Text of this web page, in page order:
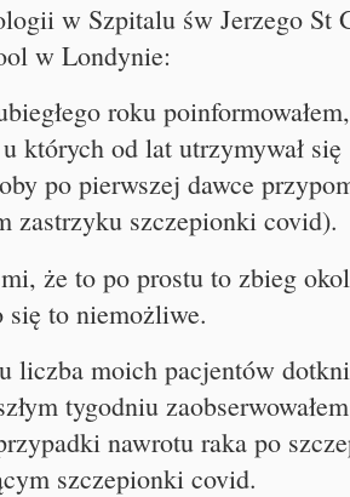
w Szpitalu św Jerzego St
w Londynie:
roku
których od lat utrzymywał się
po pierwszej dawce
zastrzyku szczepionki covid).
że to po prostu to zbieg
się to niemożliwe.
liczba moich pacjentów
tygodniu
nawrotu raka po
szczepionki covid.